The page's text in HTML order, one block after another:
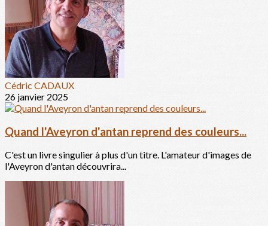
Cédric CADAUX
26 janvier 2025
Quand l'Aveyron d'antan reprend des couleurs...
C'est un livre singulier à plus d'un titre. L'amateur d'images de
l'Aveyron d'antan découvrira...